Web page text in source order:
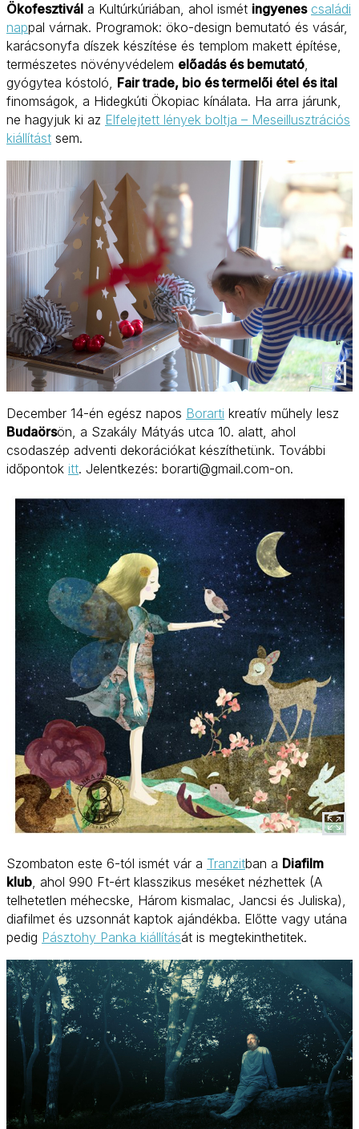
Ökofesztivál a Kultúrkúriában, ahol ismét ingyenes családi
nappal várnak. Programok: öko-design bemutató és vásár,
karácsonyfa díszek készítése és templom makett építése,
természetes növényvédelem előadás és bemutató,
gyógytea kóstoló, Fair trade, bio és termelői étel és ital
finomságok, a Hidegkúti Ökopiac kínálata. Ha arra járunk,
ne hagyjuk ki az Elfelejtett lények boltja – Meseillusztrációs
kiállítást sem.
December 14-én egész napos Borarti kreatív műhely lesz
Budaörsön, a Szakály Mátyás utca 10. alatt, ahol
csodaszép adventi dekorációkat készíthetünk. További
időpontok itt. Jelentkezés: borarti@gmail.com-on.
Szombaton este 6-tól ismét vár a Tranzitban a Diafilm
klub , ahol 990 Ft-ért klasszikus meséket nézhettek (A
telhetetlen méhecske, Három kismalac, Jancsi és Juliska),
diafilmet és uzsonnát kaptok ajándékba. Előtte vagy utána
pedig Pásztohy Panka kiállítását is megtekinthetitek.